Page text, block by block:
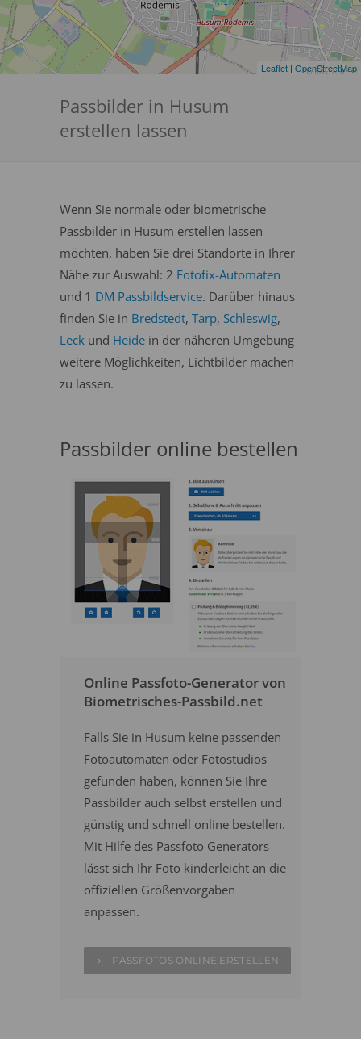
Leaflet | OpenStreetMap
Passbilder in Husum
erstellen lassen
Wenn Sie normale oder biometrische
Passbilder in Husum erstellen lassen
möchten, haben Sie drei Standorte in Ihrer
Nähe zur Auswahl: 2 Fotofix-Automaten
und 1 DM Passbildservice. Darüber hinaus
finden Sie in Bredstedt, Tarp, Schleswig,
Leck und Heide in der näheren Umgebung
weitere Möglichkeiten, Lichtbilder machen
zu lassen.
Passbilder online bestellen
Online Passfoto-Generator von
Biometrisches-Passbild.net
Falls Sie in Husum keine passenden
Fotoautomaten oder Fotostudios
gefunden haben, können Sie Ihre
Passbilder auch selbst erstellen und
günstig und schnell online bestellen.
Mit Hilfe des Passfoto Generators
lässt sich Ihr Foto kinderleicht an die
offiziellen Größenvorgaben
anpassen.
PASSFOTOS ONLINE ERSTELLEN